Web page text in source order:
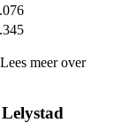
meer over